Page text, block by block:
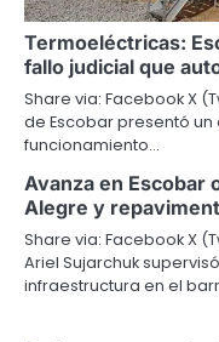
Termoeléctricas:
fallo judicial que
Share via: Facebook X
de Escobar presentó
funcionamiento…
Avanza en Escobar
Alegre y
Share via: Facebook X
Ariel Sujarchuk
infraestructura en el